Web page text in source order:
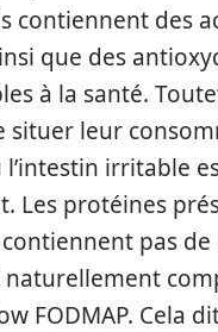
contiennent des
que des
à la santé.
situer leur
irritable
Les protéines
pas de
FODMAP. Cela